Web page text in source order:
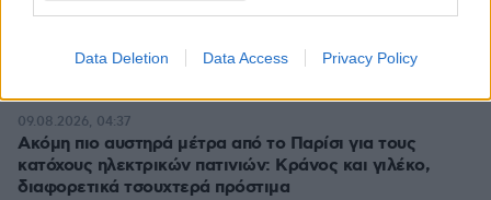
Data Deletion Data Access Privacy Policy
09.08.2026, 05:00
Ακόμη πιο αυστηρά μέτρα από το Παρίσι για τους
κατόχους ηλεκτρικών πατινιών: Κράνος και γιλέκο,
διαφορετικά τσουχτερά πρόστιμα
09.08.2026, 04:37